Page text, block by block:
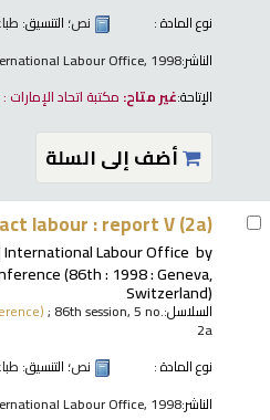
نوع المادة :
نص؛ التنسيق:
الناشر:Labour Office, 1998
الإتاحة:غير متاح: مكتبة اتحاد
أضف إلى السلة
labour : report V (2a)
by
International Labour Office
(86th : 1998 : Geneva,
Switzerland)
السلاسل:; 86th session, 5 no.
2a
نوع المادة :
نص؛ التنسيق:
الناشر:Labour Office, 1998